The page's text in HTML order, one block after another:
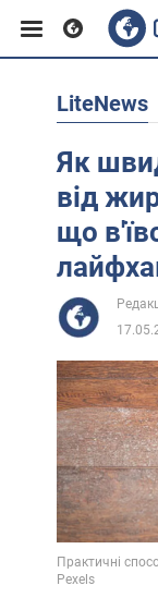
Європа
США
Африка
Життя
Лайфхаки
LiteNews
Як
від
що
Практичні
Pexels